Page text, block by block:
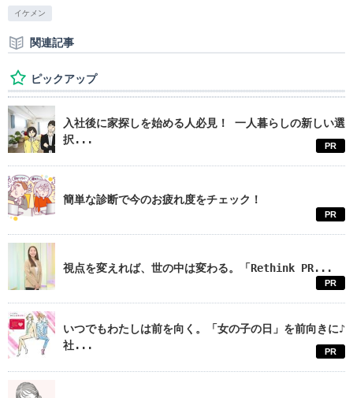
イケメン
関連記事
ピックアップ
入社後に家探しを始める人必見！ 一人暮らしの新しい選
択...
PR
簡単な診断で今のお疲れ度をチェック！
PR
視点を変えれば、世の中は変わる。「Rethink PR...
PR
いつでもわたしは前を向く。「女の子の日」を前向きに♪
社...
PR